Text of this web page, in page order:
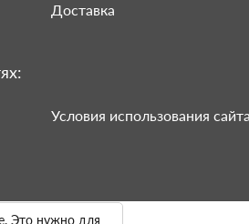
Это нужно для
Доставка
Условия использования сайта